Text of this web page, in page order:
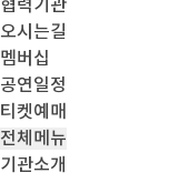
협력기관
오시는길
멤버십
공연일정
티켓예매
전체메뉴
기관소개